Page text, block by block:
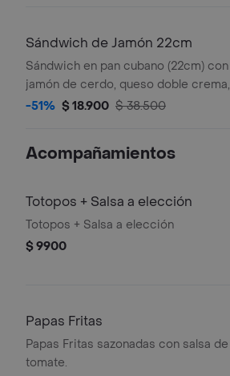
Sándwich de Jamón 22cm
Sándwich en pan cubano (22cm) con
jamón de cerdo, queso doble crema,
lechuga y salsa de ajo.
-51% $ 18.900 $ 38.500
Acompañamientos
Totopos + Salsa a elección
Totopos + Salsa a elección
$ 9900
Papas Fritas
Papas Fritas sazonadas con salsa de
tomate.